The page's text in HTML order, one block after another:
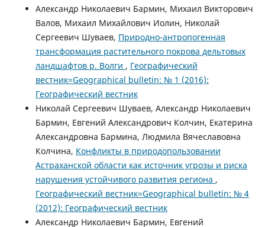
Александр Николаевич Бармин, Михаил Викторович
Валов, Михаил Михайлович Иолин, Николай
Сергеевич Шуваев, Природно-антропогенная
трансформация растительного покрова дельтовых
ландшафтов р. Волги , Географический
вестник=Geographical bulletin: № 1 (2016):
Географический вестник
Николай Сергеевич Шуваев, Александр Николаевич
Бармин, Евгений Александрович Колчин, Екатерина
Александровна Бармина, Людмила Вячеславовна
Колчина, Конфликты в природопользовании
Астраханской области как источник угрозы и риска
нарушения устойчивого развития региона ,
Географический вестник=Geographical bulletin: № 4
(2012): Географический вестник
Александр Николаевич Бармин, Евгений